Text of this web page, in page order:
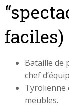
faciles)
Bataille de
chef
Tyrolienne
meubles.